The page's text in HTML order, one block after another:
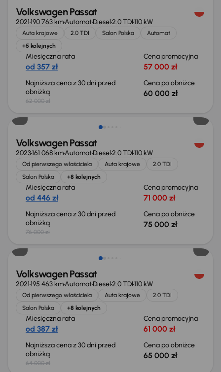
Volkswagen Passat
2021190 763 kmAutomatDiesel2.0 TDI110 kW
Auta krajowe 2.0 TDI Salon Polska
Automat
+5 kolejnych
Miesięczna rata
od 357 zł
Cena promocyjna
57 000 zł
Najniższa cena z 30 dni przed
obniżką
62 000 zł
Cena po obniżce
60 000 zł
Świeżo skupione
Volkswagen Passat
2023161 068 kmAutomatDiesel2.0 TDI110 kW
Od pierwszego właściciela Auta krajowe
2.0 TDI
Salon Polska
+8 kolejnych
Miesięczna rata
od 446 zł
Cena promocyjna
71 000 zł
Najniższa cena z 30 dni przed
obniżką
76 000 zł
Cena po obniżce
75 000 zł
Możliwość odliczenia VAT
Volkswagen Passat
2021195 463 kmAutomatDiesel2.0 TDI110 kW
Od pierwszego właściciela Auta krajowe
2.0 TDI
Salon Polska
+8 kolejnych
Miesięczna rata
od 387 zł
Cena promocyjna
61 000 zł
Najniższa cena z 30 dni przed
obniżką
64 000 zł
Cena po obniżce
65 000 zł
Możliwość odliczenia VAT